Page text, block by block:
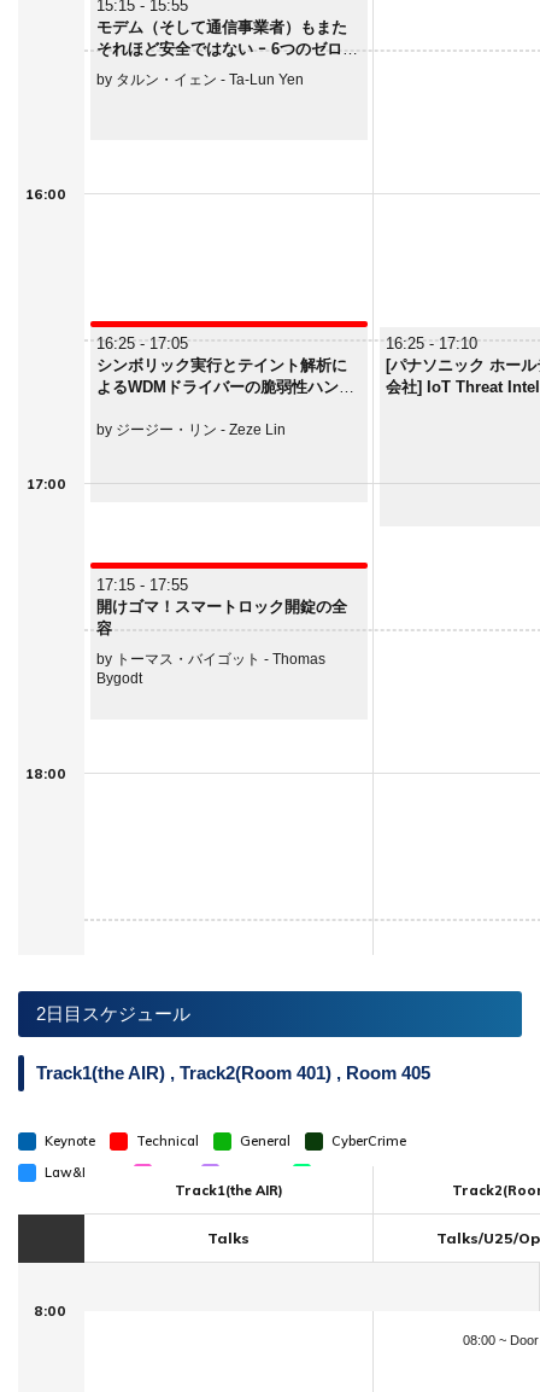
16:00
17:00
18:00
15:15 - 15:55
モデム（そして通信事業者）もまた
それほど安全ではない ｰ 6つのゼロデ
イ脆弱性が1週間で400万台のモデム
に
by タルン・イェン - Ta-Lun Yen
16:25 - 17:05
シンボリック実行とテイント解析に
よるWDMドライバーの脆弱性ハンテ
by ジージー・リン - Zeze Lin
17:15 - 17:55
開けゴマ！スマートロック開錠の全
容
by トーマス・バイゴット - Thomas
Bygodt
16:25 - 17:10
[パナソニック ホー
会社] IoT Threat
2日目スケジュール
Track1(the AIR) , Track2(Room 401) , Room 405
Keynote Technical General
CyberCrime
Law&Policy
11月9日 タイムテーブル
Track1(the AIR)
Talks Talks/U25/
8:00
08:00 ~